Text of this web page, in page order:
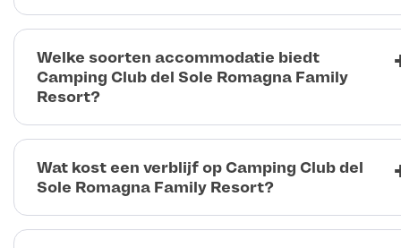
Welke soorten accommodatie biedt
Camping Club del Sole Romagna Family
Resort?
Wat kost een verblijf op Camping Club del
Sole Romagna Family Resort?